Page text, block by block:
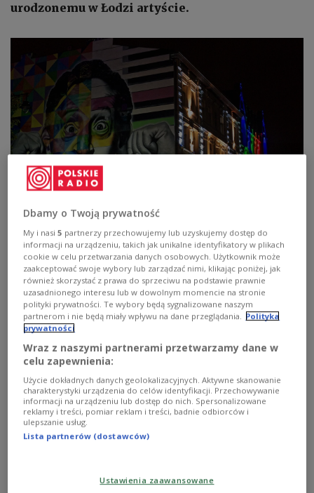
urodzonemu w Łodzi artyście.
Łódź, mural przedstawiający Artura Rubinsteina
Ekspozycje przygotowano z okazji 135. urodzin
pianisty. Jak podkreślają pracownicy WBP w Łodzi,
Rubinstein nazywany mistrzem, wirtuozem,
donżuanem, a nawet tytanem fortepianu do dziś
budzi zachwyt i podziw wśród łódzkich
melomanów.
"Wojewódzka Biblioteka Publiczna im. Marszałka J.
Piłsudskiego w swej ofercie posiada bogaty zbiór
prasy, zawierającej artykuły, które pozwalają
prześledzić szczególne momenty z życia Artura
Rubinsteina, kiedy to z radością i dumą gościliśmy
Dbamy o Twoją prywatność
My i nasi5 partnerzy przechowujemy lub uzyskujemy dostęp do
informacji na urządzeniu, takich jak unikalne identyfikatory w plikach
cookie w celu przetwarzania danych osobowych. Użytkownik może
zaakceptować swoje wybory lub zarządzać nimi, klikając poniżej, jak
również skorzystać z prawa do sprzeciwu na podstawie prawnie
uzasadnionego interesu lub w dowolnym momencie na stronie
polityki prywatności. Te wybory będą sygnalizowane naszym
partnerom i nie będą miały wpływu na dane przeglądania. Polityka
prywatności
Wraz z naszymi partnerami przetwarzamy dane w
celu zapewnienia:
Użycie dokładnych danych geolokalizacyjnych. Aktywne skanowanie
charakterystyki urządzenia do celów identyfikacji. Przechowywanie
informacji na urządzeniu lub dostęp do nich. Spersonalizowane
reklamy i treści, pomiar reklam i treści, badnie odbiorców i
ulepszanie usług.
Lista partnerów (dostawców)
Ustawienia zaawansowane